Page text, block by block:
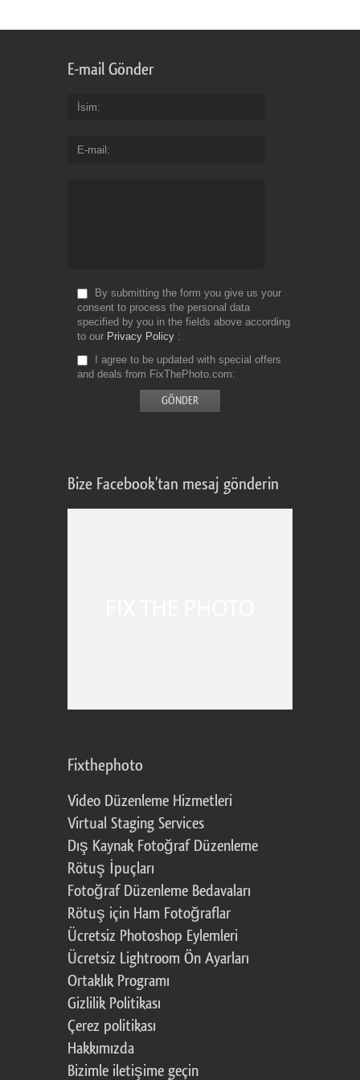
E-mail Gönder
İsim
E-mail
By submitting the form you give us your
consent to process the personal data
specified by you in the fields above according
to our Privacy Policy
I agree to be updated with special offers
and deals from FixThePhoto.com
Bize Facebook'tan mesaj gönderin
Fixthephoto
Video Düzenleme Hizmetleri
Virtual Staging Services
Dış Kaynak Fotoğraf Düzenleme
Rötuş İpuçları
Fotoğraf Düzenleme Bedavaları
Rötuş için Ham Fotoğraflar
Ücretsiz Photoshop Eylemleri
Ücretsiz Lightroom Ön Ayarları
Ortaklık Programı
Gizlilik Politikası
Çerez politikası
Hakkımızda
Bizimle iletişime geçin